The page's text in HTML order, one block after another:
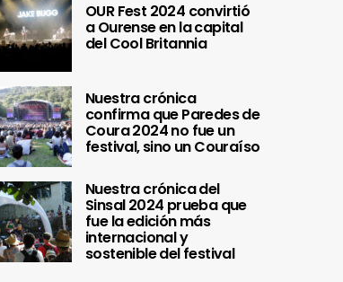
OUR Fest 2024 convirtió
a Ourense en la capital
del Cool Britannia
Nuestra crónica
confirma que Paredes de
Coura 2024 no fue un
festival, sino un Couraíso
Nuestra crónica del
Sinsal 2024 prueba que
fue la edición más
internacional y
sostenible del festival